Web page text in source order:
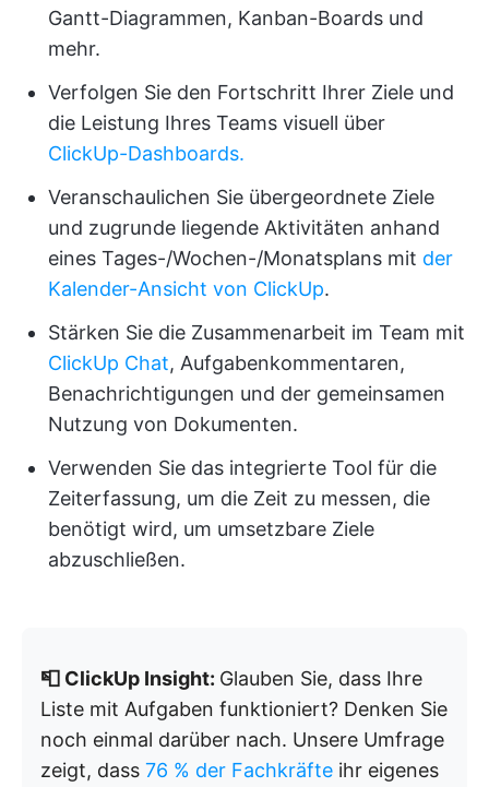
Gantt-Diagrammen, Kanban-Boards und
mehr.
Verfolgen Sie den Fortschritt Ihrer Ziele und
die Leistung Ihres Teams visuell über
ClickUp-Dashboards.
Veranschaulichen Sie übergeordnete Ziele
und zugrunde liegende Aktivitäten anhand
eines Tages-/Wochen-/Monatsplans mit der
Kalender-Ansicht von ClickUp.
Stärken Sie die Zusammenarbeit im Team mit
ClickUp Chat, Aufgabenkommentaren,
Benachrichtigungen und der gemeinsamen
Nutzung von Dokumenten.
Verwenden Sie das integrierte Tool für die
Zeiterfassung, um die Zeit zu messen, die
benötigt wird, um umsetzbare Ziele
abzuschließen.
📮 ClickUp Insight: Glauben Sie, dass Ihre
Liste mit Aufgaben funktioniert? Denken Sie
noch einmal darüber nach. Unsere Umfrage
zeigt, dass 76 % der Fachkräfte ihr eigenes